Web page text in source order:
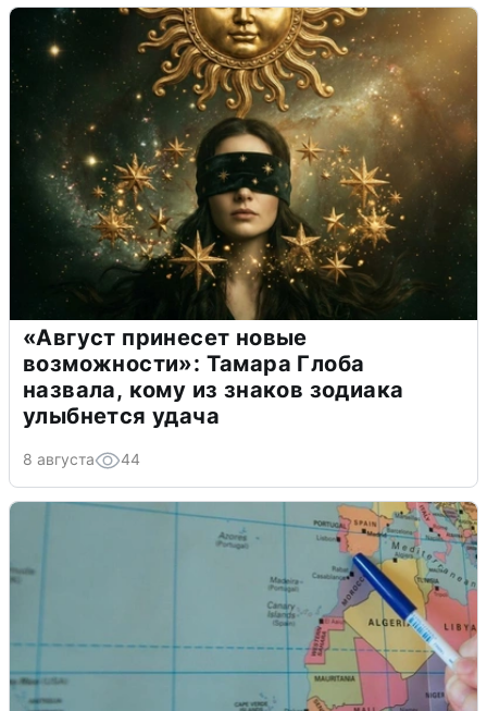
«Август принесет новые
возможности»: Тамара Глоба
назвала, кому из знаков зодиака
улыбнется удача
8 августа 44